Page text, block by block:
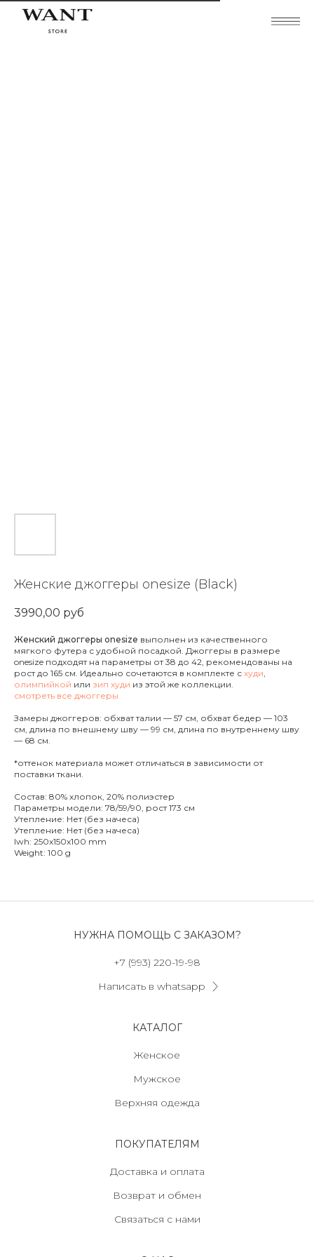
Женские джоггеры onesize (Black)
3990,00 руб
Женский джоггеры onesize выполнен из качественного
мягкого футера с удобной посадкой. Джоггеры в размере
onesize подходят на параметры от 38 до 42, рекомендованы на
рост до 165 см. Идеально сочетаются в комплекте с худи,
олимпийкой или зип худи из этой же коллекции.
смотреть все джоггеры
Замеры джоггеров: обхват талии — 57 см, обхват бедер — 103
см, длина по внешнему шву — 99 см, длина по внутреннему шву
— 68 см.
*оттенок материала может отличаться в зависимости от
поставки ткани.
Состав: 80% хлопок, 20% полиэстер
Параметры модели: 78/59/90, рост 173 см
Утепление: Нет (без начеса)
Утепление: Нет (без начеса)
lwh: 250x150x100 mm
Weight: 100 g
+7 (993) 220-19-98
НУЖНА ПОМОЩЬ С ЗАКАЗОМ?
Написать в whatsapp
Женское
КАТАЛОГ
Мужское
Верхняя одежда
Доставка и оплата
ПОКУПАТЕЛЯМ
Возврат и обмен
Связаться с нами